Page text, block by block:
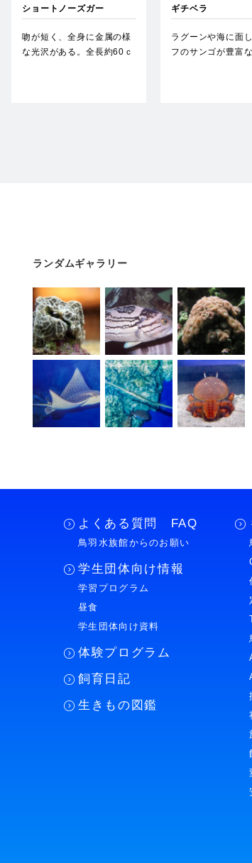
ショートノーズガー
吻が短く、全身に金属の様
な光沢がある。全長約60ｃ
ギチベラ
ラグーンや海に面
フのサンゴが豊富
ランダムギャラリー
よくある質問 FAQ
鳥羽水族館からのお願い
学生団体向け情報
学習プログラム
昼食
学生団体向け資料
体験プログラム
飼育日記
生きもの図鑑